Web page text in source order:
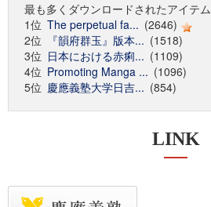
最も多くダウンロードされたアイテム
1位 The perpetual fa... (2646)
2位
『韻府群玉』版本... (1518)
3位 日本における赤痢... (1109)
4位 Promoting Manga ... (1096)
5位 慶應義塾大学日吉... (854)
LINK